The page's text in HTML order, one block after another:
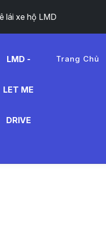
lái xe hộ LMD
LMD -
LET ME
DRIVE
Trang Chủ
Tin Tức